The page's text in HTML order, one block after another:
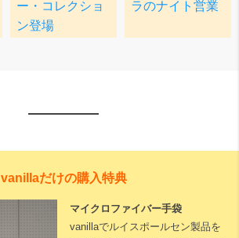
vanillaだけの購入特典
マイクロファイバー手袋
vanillaでルイスポールセン製品を